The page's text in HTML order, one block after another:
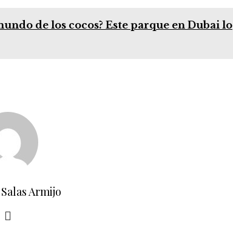
de los cocos? Este parque en Dubai lo
Armijo